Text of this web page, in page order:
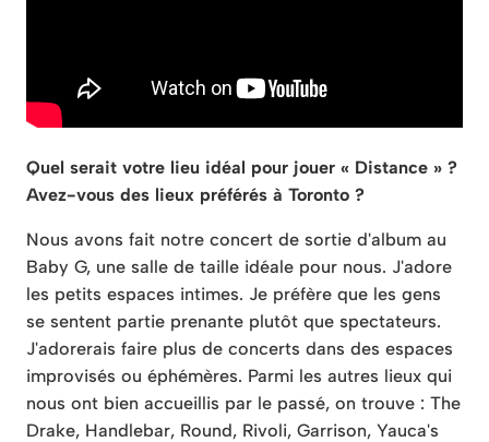
Quel serait votre lieu idéal pour jouer « Distance » ?
Avez-vous des lieux préférés à Toronto ?
Nous avons fait notre concert de sortie d'album au
Baby G, une salle de taille idéale pour nous. J'adore
les petits espaces intimes. Je préfère que les gens
se sentent partie prenante plutôt que spectateurs.
J'adorerais faire plus de concerts dans des espaces
improvisés ou éphémères. Parmi les autres lieux qui
nous ont bien accueillis par le passé, on trouve : The
Drake, Handlebar, Round, Rivoli, Garrison, Yauca's